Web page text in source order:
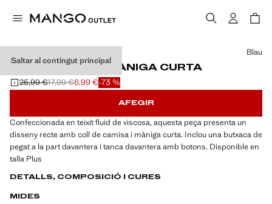
Saltar al contingut principal
CAMISA FLUIDA MÀNIGA CURTA
Preu inicial ratllat [25,99 € ]
25,99 €
Segon preu ratllat [17,99 € ]
17,99 €
Preu actual [6,99 € ]6,99 €-73 %
Selecciona un color
Blau
AFEGIR
Confeccionada en teixit fluid de viscosa, aquesta peça presenta un
disseny recte amb coll de camisa i màniga curta. Inclou una butxaca de
pegat a la part davantera i tanca davantera amb botons. Disponible en
talla Plus
DETALLS, COMPOSICIÓ I CURES
MIDES